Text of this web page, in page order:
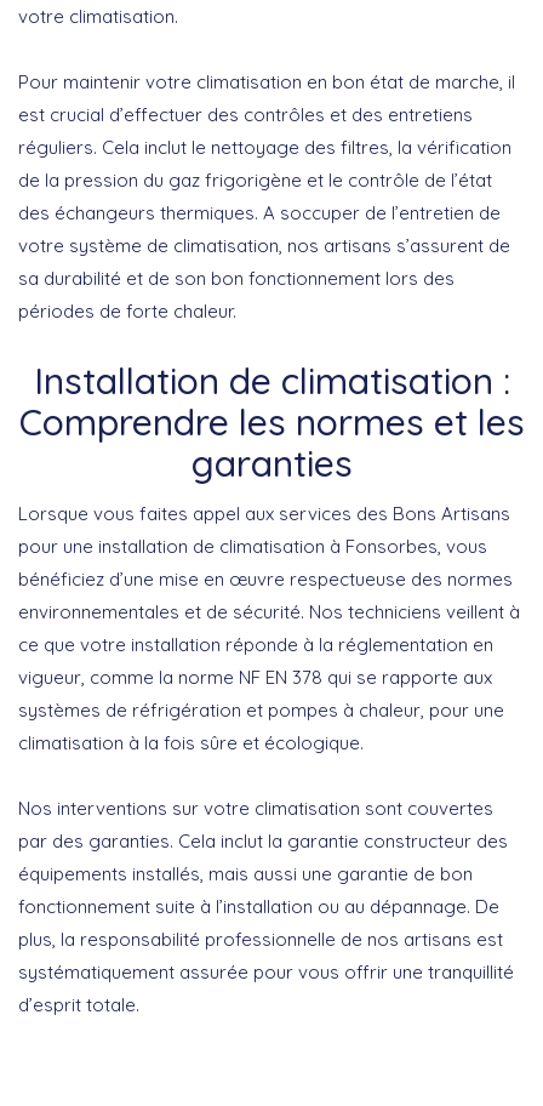
votre climatisation.
Pour maintenir votre climatisation en bon état de marche, il
est crucial d’effectuer des contrôles et des entretiens
réguliers. Cela inclut le nettoyage des filtres, la vérification
de la pression du gaz frigorigène et le contrôle de l’état
des échangeurs thermiques. A soccuper de l’entretien de
votre système de climatisation, nos artisans s’assurent de
sa durabilité et de son bon fonctionnement lors des
périodes de forte chaleur.
Installation de climatisation :
Comprendre les normes et les
garanties
Lorsque vous faites appel aux services des Bons Artisans
pour une installation de climatisation à Fonsorbes, vous
bénéficiez d’une mise en œuvre respectueuse des normes
environnementales et de sécurité. Nos techniciens veillent à
ce que votre installation réponde à la réglementation en
vigueur, comme la norme NF EN 378 qui se rapporte aux
systèmes de réfrigération et pompes à chaleur, pour une
climatisation à la fois sûre et écologique.
Nos interventions sur votre climatisation sont couvertes
par des garanties. Cela inclut la garantie constructeur des
équipements installés, mais aussi une garantie de bon
fonctionnement suite à l’installation ou au dépannage. De
plus, la responsabilité professionnelle de nos artisans est
systématiquement assurée pour vous offrir une tranquillité
d’esprit totale.